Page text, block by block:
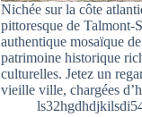
Nichée sur la côte
pittoresque de Talmont-
authentique mosaïque
patrimoine historique
culturelles. Jetez un
vieille ville, chargées